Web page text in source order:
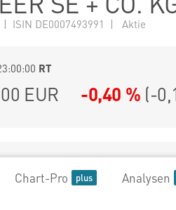
| ISIN DE0007493991 | Aktie
RT
EUR -0,40 % (-
Chart-Pro Analysen